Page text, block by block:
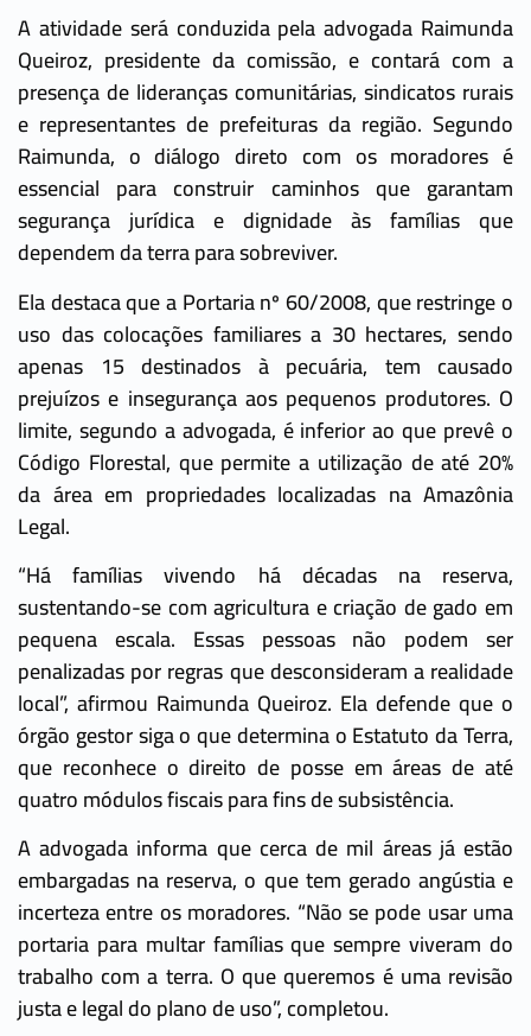
A atividade será conduzida pela advogada Raimunda
Queiroz, presidente da comissão, e contará com a
presença de lideranças comunitárias, sindicatos rurais
e representantes de prefeituras da região. Segundo
Raimunda, o diálogo direto com os moradores é
essencial para construir caminhos que garantam
segurança jurídica e dignidade às famílias que
dependem da terra para sobreviver.
Ela destaca que a Portaria nº 60/2008, que restringe o
uso das colocações familiares a 30 hectares, sendo
apenas 15 destinados à pecuária, tem causado
prejuízos e insegurança aos pequenos produtores. O
limite, segundo a advogada, é inferior ao que prevê o
Código Florestal, que permite a utilização de até 20%
da área em propriedades localizadas na Amazônia
Legal.
“Há famílias vivendo há décadas na reserva,
sustentando-se com agricultura e criação de gado em
pequena escala. Essas pessoas não podem ser
penalizadas por regras que desconsideram a realidade
local”, afirmou Raimunda Queiroz. Ela defende que o
órgão gestor siga o que determina o Estatuto da Terra,
que reconhece o direito de posse em áreas de até
quatro módulos fiscais para fins de subsistência.
A advogada informa que cerca de mil áreas já estão
embargadas na reserva, o que tem gerado angústia e
incerteza entre os moradores. “Não se pode usar uma
portaria para multar famílias que sempre viveram do
trabalho com a terra. O que queremos é uma revisão
justa e legal do plano de uso”, completou.